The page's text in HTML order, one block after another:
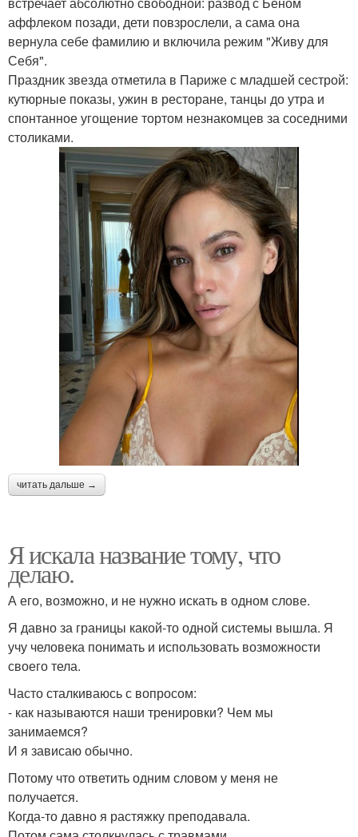
аффлеком позади, дети повзрослели, а сама она
вернула себе фамилию и включила режим "Живу для
Себя".
Праздник звезда отметила в Париже с младшей сестрой:
кутюрные показы, ужин в ресторане, танцы до утра и
спонтанное угощение тортом незнакомцев за соседними
столиками.
читать дальше →
Я искала название тому, что
делаю.
А его, возможно, и не нужно искать в одном слове.
Я давно за границы какой-то одной системы вышла. Я
учу человека понимать и использовать возможности
своего тела.
Часто сталкиваюсь с вопросом:
- как называются наши тренировки? Чем мы
занимаемся?
И я зависаю обычно.
Потому что ответить одним словом у меня не
получается.
Когда-то давно я растяжку преподавала.